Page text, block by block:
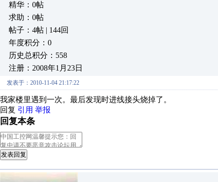
精华：0帖
求助：0帖
帖子：4帖 | 144回
年度积分：0
历史总积分：558
注册：2008年1月23日
发表于：2010-11-04 21:17:22
我家楼里遇到一次。最后发现时进线接头烧掉了。
回复 引用 举报
回复本条
发表回复